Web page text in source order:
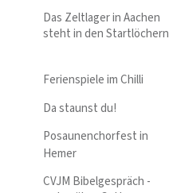
Das Zeltlager in Aachen
steht in den Startlöchern
Ferienspiele im Chilli
Da staunst du!
Posaunenchorfest in
Hemer
CVJM Bibelgespräch -